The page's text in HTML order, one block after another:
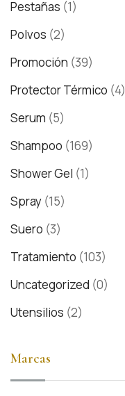
Pestañas (1)
Polvos (2)
Promoción (39)
Protector Térmico (4)
Serum (5)
Shampoo (169)
Shower Gel (1)
Spray (15)
Suero (3)
Tratamiento (103)
Uncategorized (0)
Utensilios (2)
Marcas